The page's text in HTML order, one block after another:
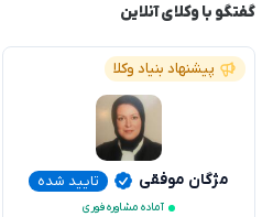
گفتگو با وکلای آنلاین
پیشنهاد بنیاد وکلا
مژگان موفقی تایید شده
آماده مشاوره فوری